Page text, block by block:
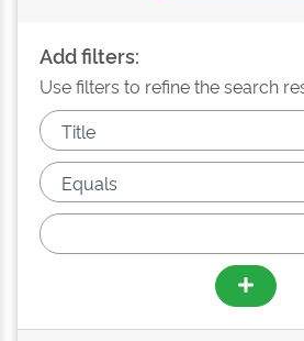
Add filters:
Use filters to refine the search